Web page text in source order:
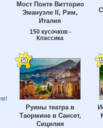
Мост Понте Витторио
Эмануэле II, Рим,
Италия
150 кусочков -
Классика
Руины театра в
Таормине в Сансет,
Сицилия